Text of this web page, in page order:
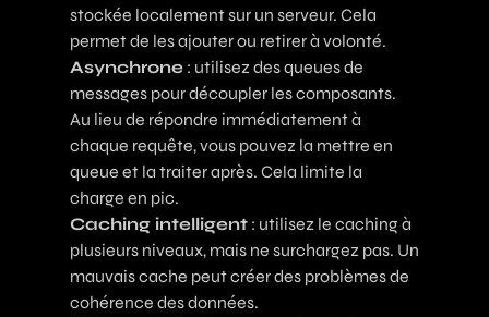
stockée localement sur un serveur. Cela
permet de les ajouter ou retirer à volonté.
Asynchrone : utilisez des queues de
messages pour découpler les composants.
Au lieu de répondre immédiatement à
chaque requête, vous pouvez la mettre en
queue et la traiter après. Cela limite la
charge en pic.
Caching intelligent : utilisez le caching à
plusieurs niveaux, mais ne surchargez pas. Un
mauvais cache peut créer des problèmes de
cohérence des données.